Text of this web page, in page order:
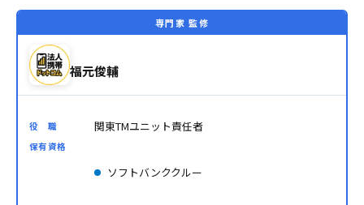
専門家 監修
福元俊輔
役 職 関東TMユニット責任者
保有資格
ソフトバンククルー